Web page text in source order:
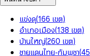
แข่งดุ(166 เขต)
อำเภอเมือง(138 เขต)
บ้านใหญ่(260 เขต)
ชายแดนไทย-กัมพูชา(45